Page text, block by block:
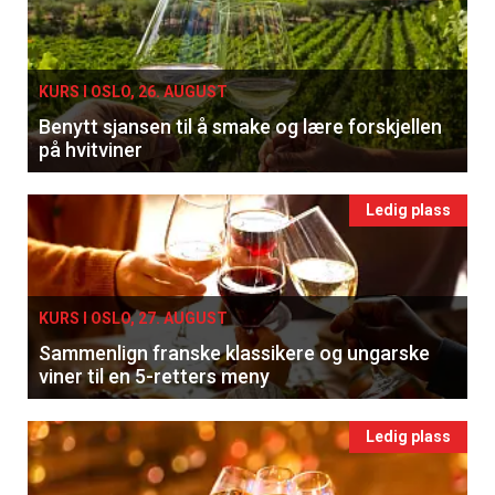
KURS I OSLO, 26. AUGUST
Benytt sjansen til å smake og lære forskjellen
på hvitviner
Ledig plass
KURS I OSLO, 27. AUGUST
Sammenlign franske klassikere og ungarske
viner til en 5-retters meny
Ledig plass